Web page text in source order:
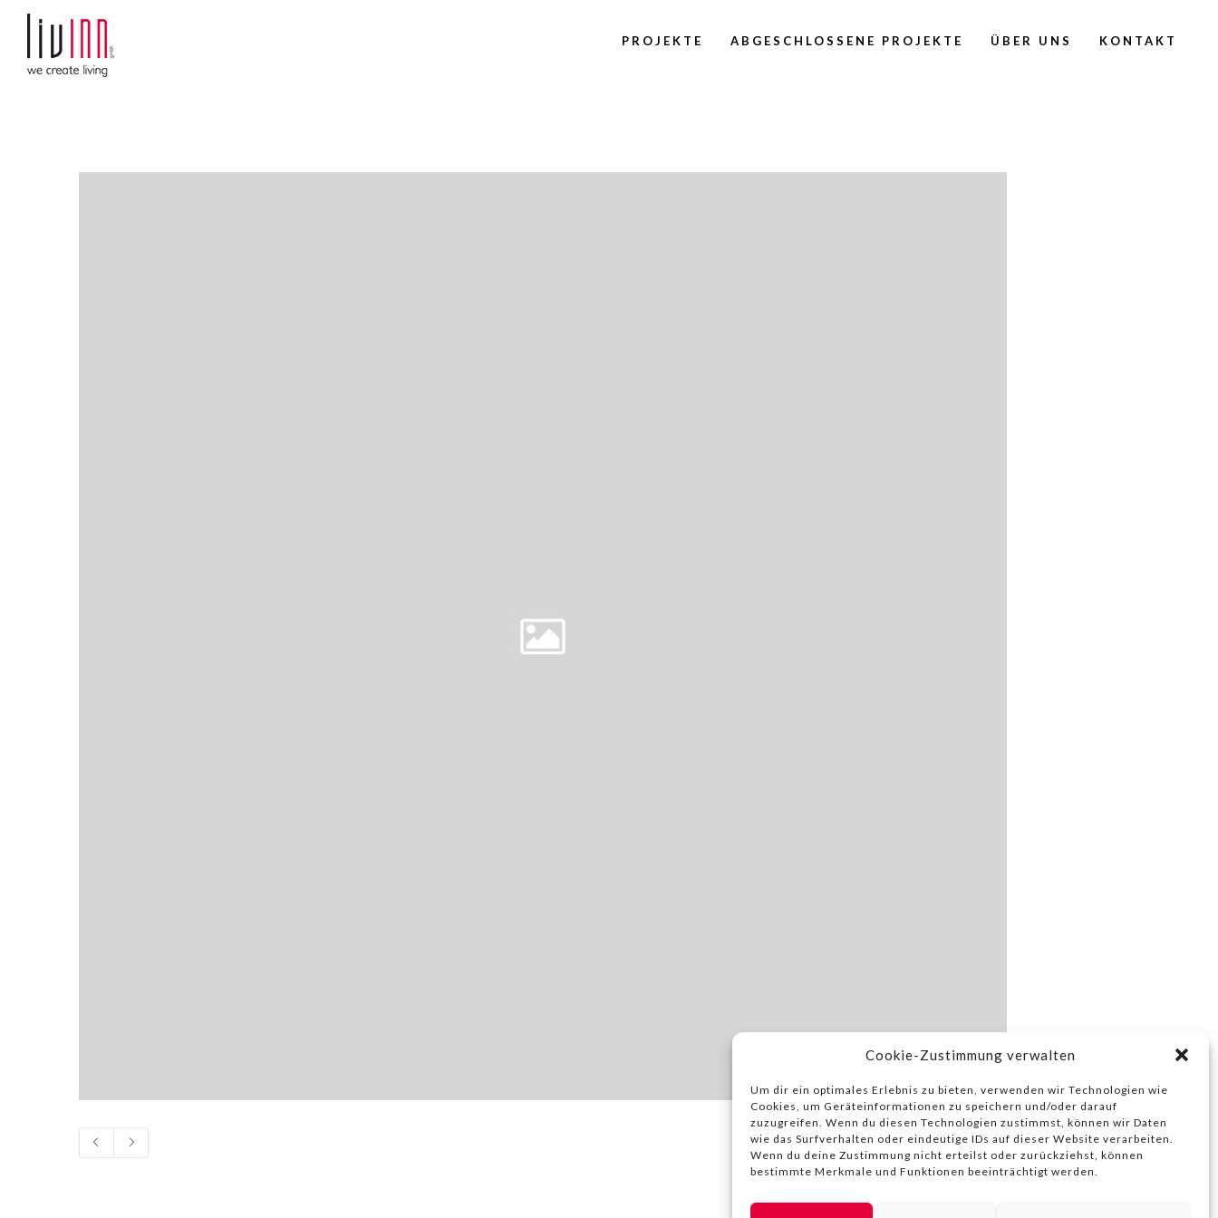
Cookie-Zustimmung verwalten
Um dir ein optimales Erlebnis zu bieten, verwenden wir Technologien wie
Cookies, um Geräteinformationen zu speichern und/oder darauf
zuzugreifen. Wenn du diesen Technologien zustimmst, können wir Daten
wie das Surfverhalten oder eindeutige IDs auf dieser Website verarbeiten.
Wenn du deine Zustimmung nicht erteilst oder zurückziehst, können
bestimmte Merkmale und Funktionen beeinträchtigt werden.
PROJEKTE ABGESCHLOSSENE PROJEKTE ÜBER UNS KONTAKT